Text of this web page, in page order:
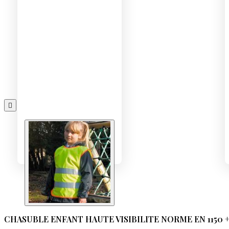

CHASUBLE ENFANT HAUTE VISIBILITE NORME EN 1150